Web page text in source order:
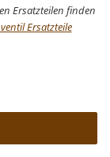
Ersatzteilen finden
Ersatzteile